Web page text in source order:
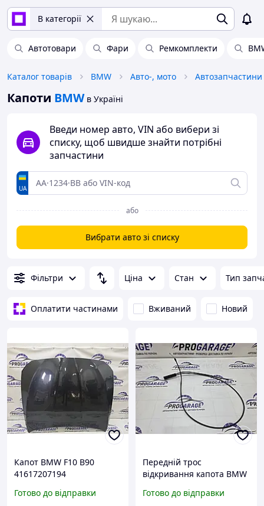
В категорії
Автотовари Фари Ремкомплекти
Каталог товарів BMW Авто-, мото Автозапчастини
Капоти BMW в Україні
Введи номер авто, VIN або вибери зі
списку, щоб швидше знайти потрібні
запчастини
UA
або
Вибрати авто зі списку
Фільтри Ціна Стан Тип
Оплатити частинами Вживаний Новий
Капот BMW F10 B90
41617207194
Готово до відправки
Передній трос
відкривання капота BMW
Готово до відправки